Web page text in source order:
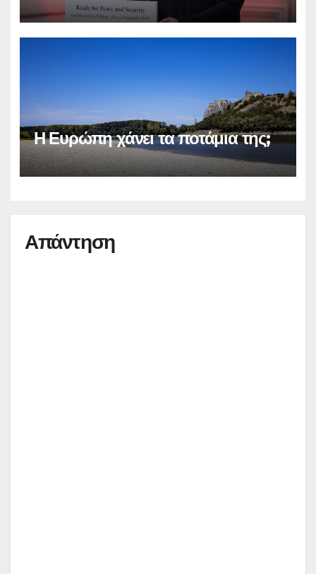
Η Ευρώπη χάνει τα ποτάμια της;
Απάντηση